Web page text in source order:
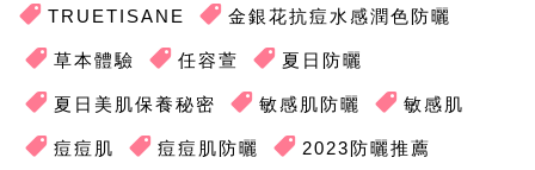
TRUETISANE 金銀花抗痘水感潤色防曬
草本體驗 任容萱 夏日防曬
夏日美肌保養秘密 敏感肌防曬 敏感肌
痘痘肌 痘痘肌防曬 2023防曬推薦